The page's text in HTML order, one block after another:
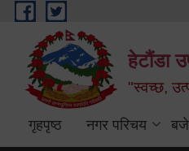
Skip to main content
हेटौंडा
"स्वच्छ,
गृहपृष्ठ नगर परिचय